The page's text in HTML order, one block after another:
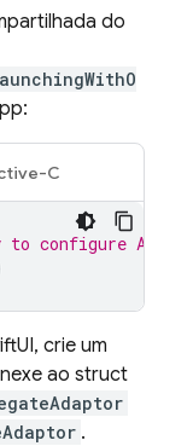
do
C
configure APIs
crie um
ao struct
.